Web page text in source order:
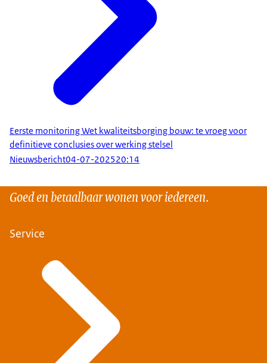
Eerste monitoring Wet kwaliteitsborging bouw: te vroeg voor
definitieve conclusies over werking stelsel
Nieuwsbericht04-07-202520:14
Goed en betaalbaar wonen voor iedereen.
Service